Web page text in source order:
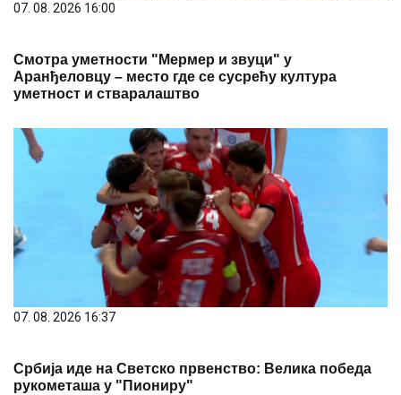
07. 08. 2026 16:00
Смотра уметности "Мермер и звуци" у
Аранђеловцу – место где се сусрећу култура
уметност и стваралаштво
07. 08. 2026 16:37
Србија иде на Светско првенство: Велика победа
рукометаша у "Пиониру"